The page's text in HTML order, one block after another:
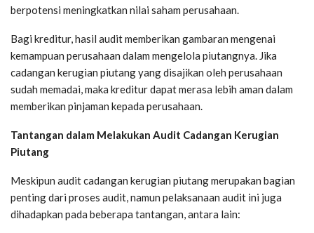
berpotensi meningkatkan nilai saham perusahaan.
Bagi kreditur, hasil audit memberikan gambaran mengenai
kemampuan perusahaan dalam mengelola piutangnya. Jika
cadangan kerugian piutang yang disajikan oleh perusahaan
sudah memadai, maka kreditur dapat merasa lebih aman dalam
memberikan pinjaman kepada perusahaan.
Tantangan dalam Melakukan Audit Cadangan Kerugian
Piutang
Meskipun audit cadangan kerugian piutang merupakan bagian
penting dari proses audit, namun pelaksanaan audit ini juga
dihadapkan pada beberapa tantangan, antara lain: